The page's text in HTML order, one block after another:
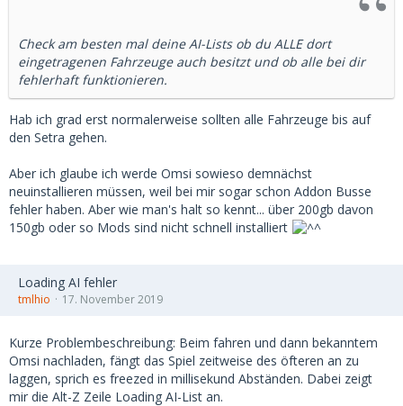
Check am besten mal deine AI-Lists ob du ALLE dort
eingetragenen Fahrzeuge auch besitzt und ob alle bei dir
fehlerhaft funktionieren.
Hab ich grad erst normalerweise sollten alle Fahrzeuge bis auf
den Setra gehen.
Aber ich glaube ich werde Omsi sowieso demnächst
neuinstallieren müssen, weil bei mir sogar schon Addon Busse
fehler haben. Aber wie man's halt so kennt... über 200gb davon
150gb oder so Mods sind nicht schnell installiert
Loading AI fehler
tmlhio 17. November 2019
Kurze Problembeschreibung: Beim fahren und dann bekanntem
Omsi nachladen, fängt das Spiel zeitweise des öfteren an zu
laggen, sprich es freezed in millisekund Abständen. Dabei zeigt
mir die Alt-Z Zeile Loading AI-List an.